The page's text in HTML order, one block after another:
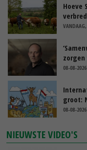
Hoeve
zorgen
08-08-2026
groot:
08-08-2026
NIEUWSTE VIDEO'S